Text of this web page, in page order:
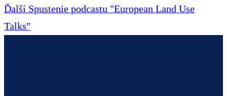
článku
Ďalší Ďalší
článok:
Spustenie podcastu "European Land Use
Talks"